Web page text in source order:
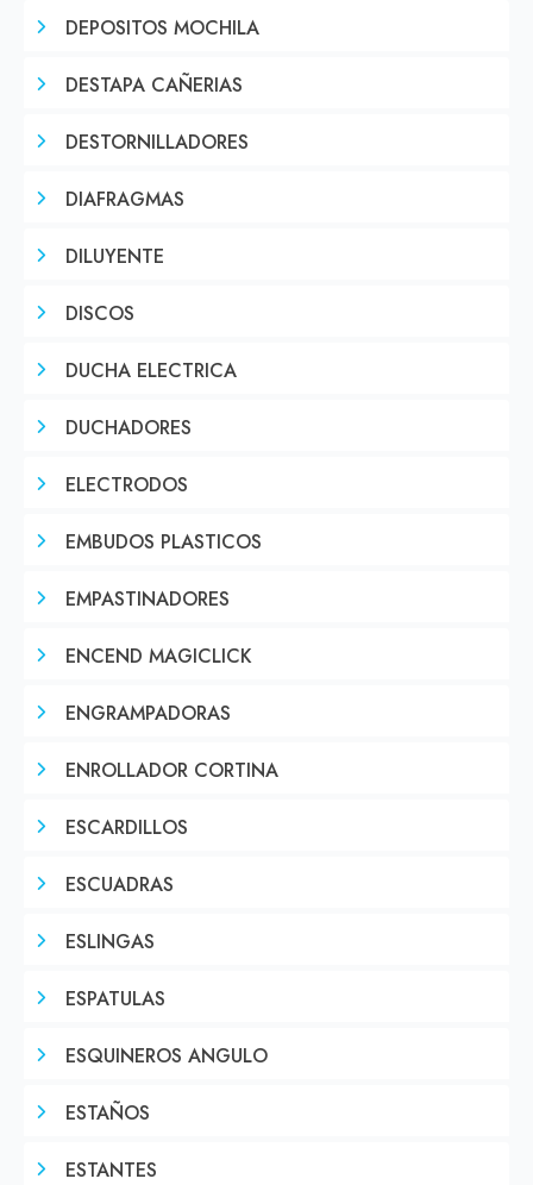
DEPOSITOS MOCHILA
DESTAPA CAÑERIAS
DESTORNILLADORES
DIAFRAGMAS
DILUYENTE
DISCOS
DUCHA ELECTRICA
DUCHADORES
ELECTRODOS
EMBUDOS PLASTICOS
EMPASTINADORES
ENCEND MAGICLICK
ENGRAMPADORAS
ENROLLADOR CORTINA
ESCARDILLOS
ESCUADRAS
ESLINGAS
ESPATULAS
ESQUINEROS ANGULO
ESTAÑOS
ESTANTES